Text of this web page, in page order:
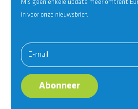
Mis geen enkele update meer omtrent
in voor onze nieuwsbrief.
Abonneer